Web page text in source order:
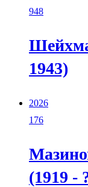
948
1943)
2026
176
(1919 -